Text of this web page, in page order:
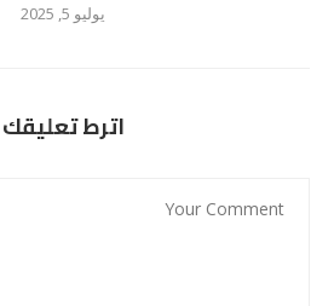
يوليو 5, 2025
اترط تعليقك